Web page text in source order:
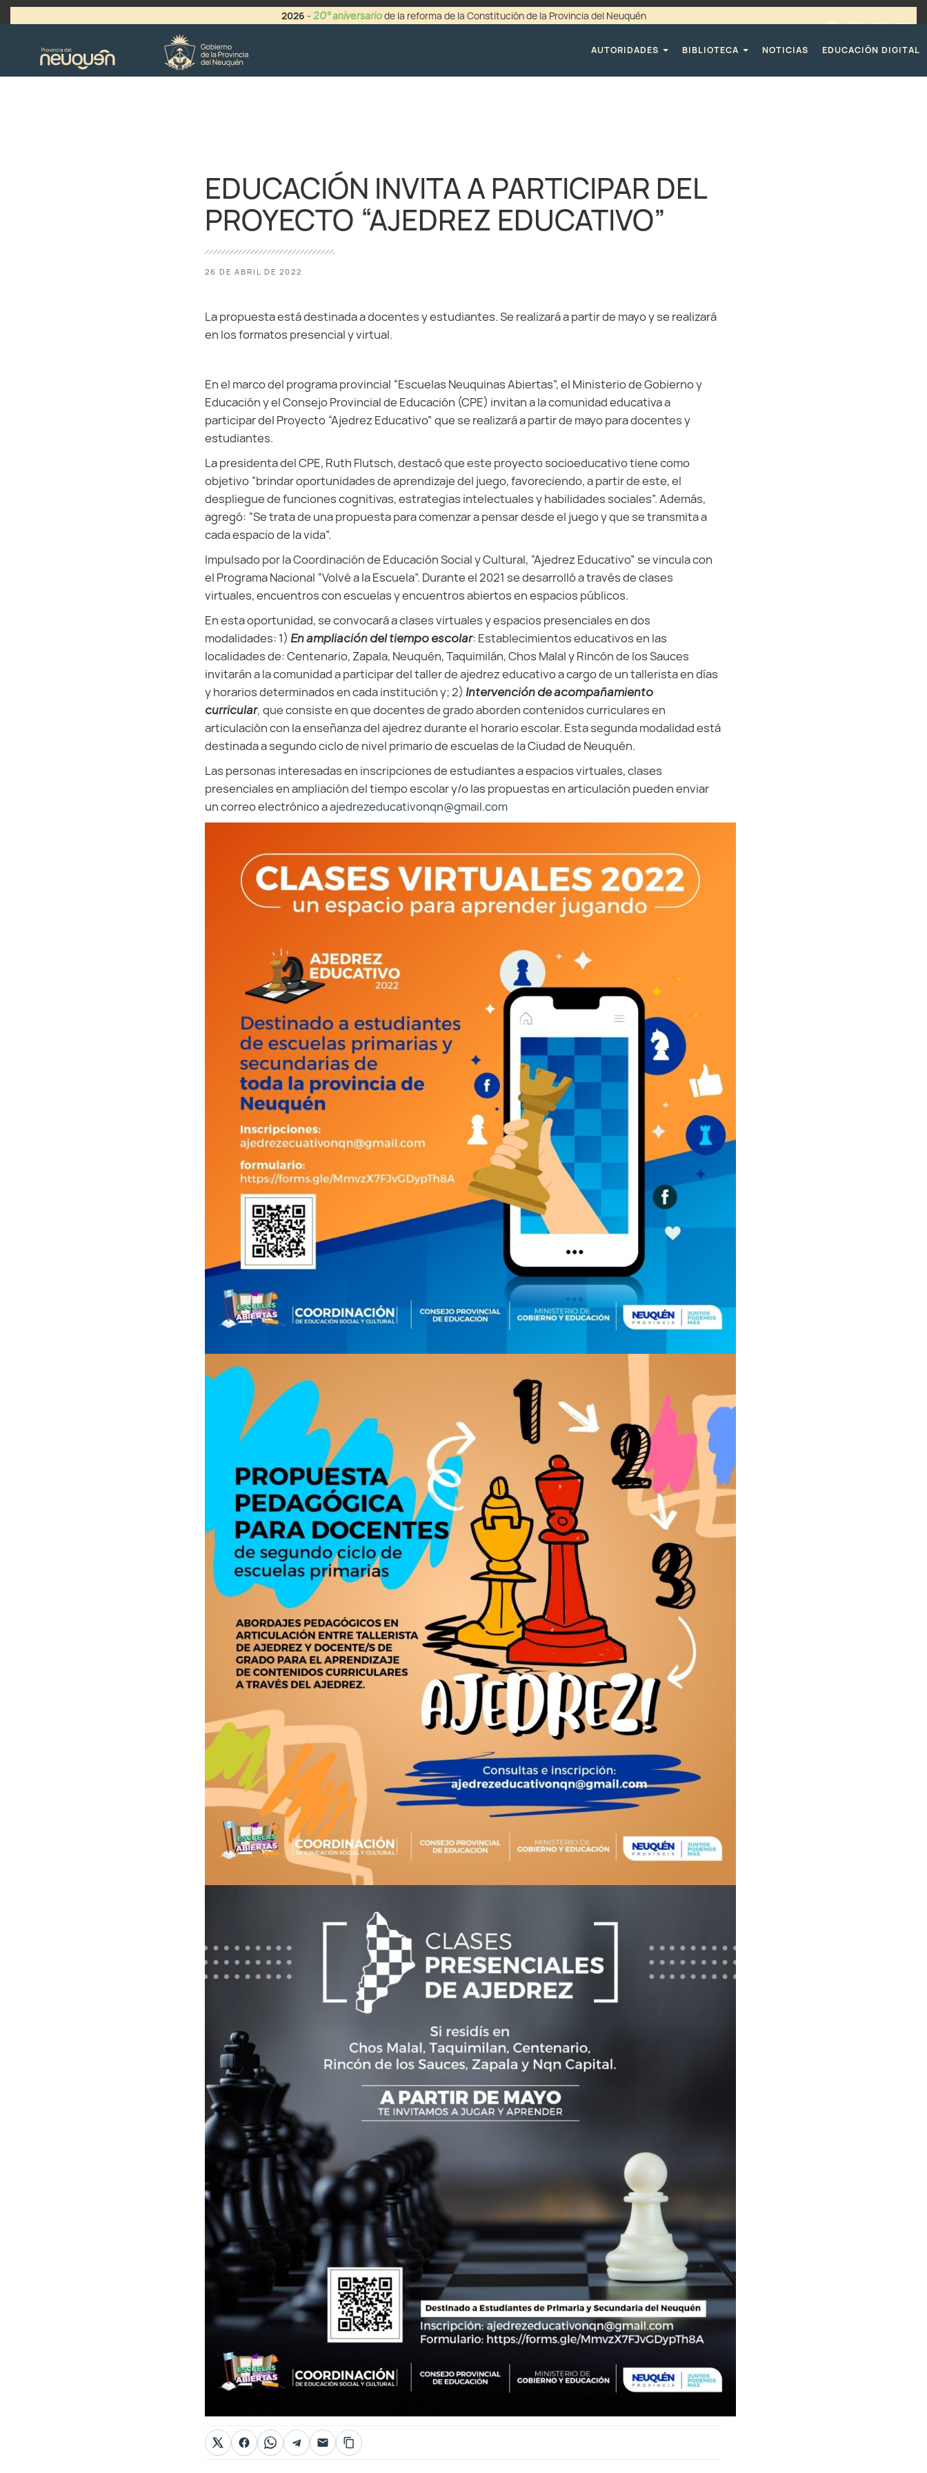
2026 - 20° aniversariode la reforma de la Constitución de la Provincia del Neuquén
AUTORIDADES
BIBLIOTECA NOTICIAS EDUCACIÓN DIGITAL
EDUCACIÓN INVITA A PARTICIPAR DEL
PROYECTO “AJEDREZ EDUCATIVO”
26 DE ABRIL DE 2022
La propuesta está destinada a docentes y estudiantes. Se realizará a partir de mayo y se realizará
en los formatos presencial y virtual.
En el marco del programa provincial “Escuelas Neuquinas Abiertas”, el Ministerio de Gobierno y
Educación y el Consejo Provincial de Educación (CPE) invitan a la comunidad educativa a
participar del Proyecto “Ajedrez Educativo” que se realizará a partir de mayo para docentes y
estudiantes.
La presidenta del CPE, Ruth Flutsch, destacó que este proyecto socioeducativo tiene como
objetivo “brindar oportunidades de aprendizaje del juego, favoreciendo, a partir de este, el
despliegue de funciones cognitivas, estrategias intelectuales y habilidades sociales”. Además,
agregó: “Se trata de una propuesta para comenzar a pensar desde el juego y que se transmita a
cada espacio de la vida”.
Impulsado por la Coordinación de Educación Social y Cultural, “Ajedrez Educativo” se vincula con
el Programa Nacional “Volvé a la Escuela”. Durante el 2021 se desarrolló a través de clases
virtuales, encuentros con escuelas y encuentros abiertos en espacios públicos.
En esta oportunidad, se convocará a clases virtuales y espacios presenciales en dos
modalidades: 1) En ampliación del tiempo escolar: Establecimientos educativos en las
localidades de: Centenario, Zapala, Neuquén, Taquimilán, Chos Malal y Rincón de los Sauces
invitarán a la comunidad a participar del taller de ajedrez educativo a cargo de un tallerista en días
y horarios determinados en cada institución y; 2) Intervención de acompañamiento
curricular, que consiste en que docentes de grado aborden contenidos curriculares en
articulación con la enseñanza del ajedrez durante el horario escolar. Esta segunda modalidad está
destinada a segundo ciclo de nivel primario de escuelas de la Ciudad de Neuquén.
Las personas interesadas en inscripciones de estudiantes a espacios virtuales, clases
presenciales en ampliación del tiempo escolar y/o las propuestas en articulación pueden enviar
un correo electrónico aajedrezeducativonqn@gmail.com